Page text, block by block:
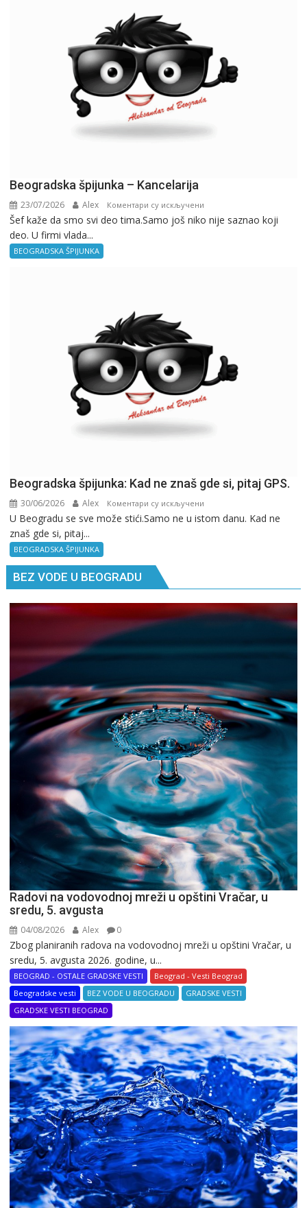
Beogradska špijunka – Kancelarija
23/07/2026 Alex Коментари су искључени
Beogradska
Šef kaže da smo svi deo tima.Samo još niko nije saznao koji
deo. U firmi vlada...
BEOGRADSKA ŠPIJUNKA
Beogradska špijunka: Kad ne znaš gde si, pitaj GPS.
30/06/2026 Alex Коментари су искључени
Beogradska
si,
U Beogradu se sve može stići.Samo ne u istom danu. Kad ne
znaš gde si, pitaj...
BEOGRADSKA ŠPIJUNKA
BEZ VODE U BEOGRADU
Radovi na vodovodnoj mreži u opštini Vračar, u
sredu, 5. avgusta
04/08/2026 Alex 0
Zbog planiranih radova na vodovodnoj mreži u opštini Vračar, u
sredu, 5. avgusta 2026. godine, u...
BEOGRAD - OSTALE GRADSKE VESTI
Beograd - Vesti Beograd
Beogradske vesti
BEZ VODE U BEOGRADU
GRADSKE VESTI
GRADSKE VESTI BEOGRAD